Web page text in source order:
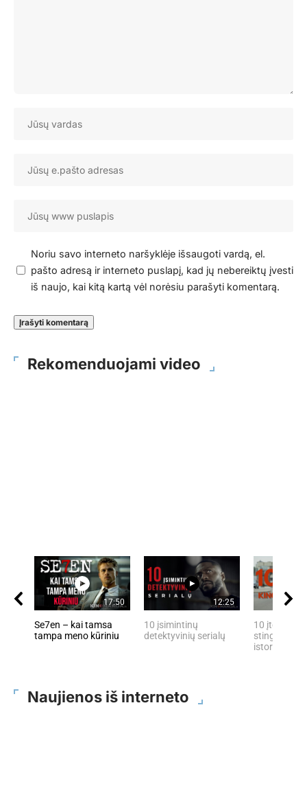
Noriu savo interneto naršyklėje išsaugoti vardą, el.
pašto adresą ir interneto puslapį, kad jų nebereiktų įvesti
iš naujo, kai kitą kartą vėl norėsiu parašyti komentarą.
Rekomenduojami video
17:50
Se7en – kai tamsa
tampa meno kūriniu
12:25
10 įsimintinų
detektyvinių serialų
10 įtemptų,
stingdančių
istorijų
Naujienos iš interneto